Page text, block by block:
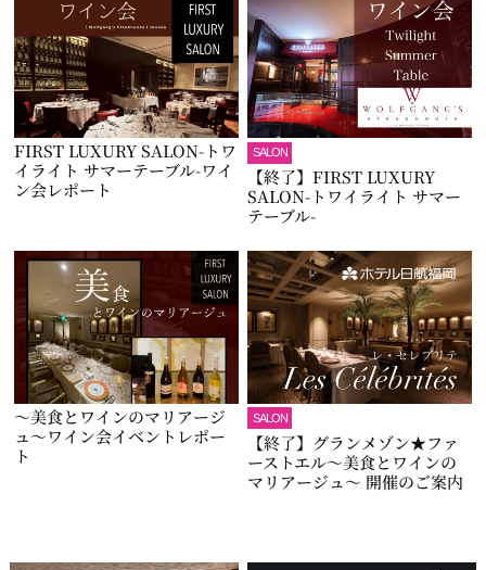
FIRST LUXURY SALON-トワ
イライト サマーテーブル-ワイ
ン会レポート
SALON
【終了】FIRST LUXURY
SALON-トワイライト サマー
テーブル-
～美食とワインのマリアージ
ュ～ワイン会イベントレポー
ト
SALON
【終了】グランメゾン★ファ
ーストエル～美食とワインの
マリアージュ～ 開催のご案内